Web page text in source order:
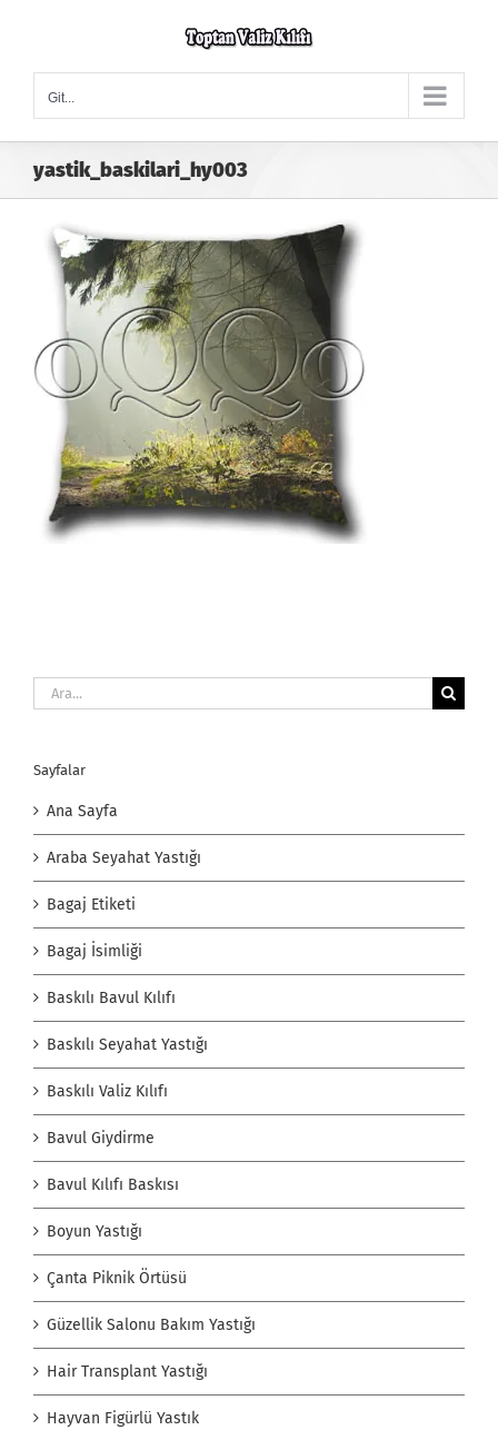
Git...
yastik_baskilari_hy003
Ara:
Sayfalar
Ana Sayfa
Araba Seyahat Yastığı
Bagaj Etiketi
Bagaj İsimliği
Baskılı Bavul Kılıfı
Baskılı Seyahat Yastığı
Baskılı Valiz Kılıfı
Bavul Giydirme
Bavul Kılıfı Baskısı
Boyun Yastığı
Çanta Piknik Örtüsü
Güzellik Salonu Bakım Yastığı
Hair Transplant Yastığı
Hayvan Figürlü Yastık